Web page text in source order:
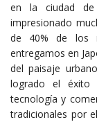
en la ciudad de
impresionado
de 40% de los
entregamos en
del paisaje
logrado el éxito
tecnología y
tradicionales por